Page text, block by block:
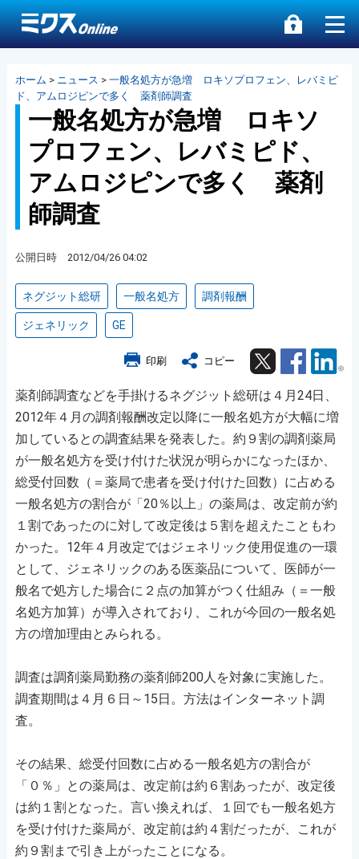
ホーム > ニュース > 一般名処方が急増 ロキソプロフェン、レバミピ
ド、アムロジピンで多く 薬剤師調査
一般名処方が急増 ロキソ
プロフェン、レバミピド、
アムロジピンで多く 薬剤
師調査
公開日時 2012/04/26 04:02
ネグジット総研 一般名処方 調剤報酬
ジェネリック GE
印刷 コピー Twitter Facebook
薬剤師調査などを手掛けるネグジット総研は４月24日、
2012年４月の調剤報酬改定以降に一般名処方が大幅に増
加しているとの調査結果を発表した。約９割の調剤薬局
が一般名処方を受け付けた状況が明らかになったほか、
総受付回数（＝薬局で患者を受け付けた回数）に占める
一般名処方の割合が「20％以上」の薬局は、改定前が約
１割であったのに対して改定後は５割を超えたこともわ
かった。12年４月改定ではジェネリック使用促進の一環
として、ジェネリックのある医薬品について、医師が一
般名で処方した場合に２点の加算がつく仕組み（＝一般
名処方加算）が導入されており、これが今回の一般名処
方の増加理由とみられる。
調査は調剤薬局勤務の薬剤師200人を対象に実施した。
調査期間は４月６日～15日。方法はインターネット調
査。
その結果、総受付回数に占める一般名処方の割合が
「０％」との薬局は、改定前は約６割あったが、改定後
は約１割となった。言い換えれば、１回でも一般名処方
を受け付けた薬局が、改定前は約４割だったが、これが
約９割まで引き上がったことになる。